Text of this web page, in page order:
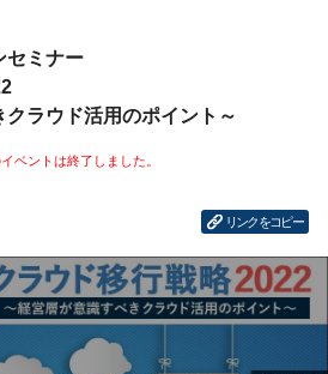
セミナー
クラウド活用のポイント～
リンクをコピー